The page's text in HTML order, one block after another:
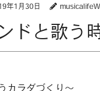
年1月30日
ドと歌う